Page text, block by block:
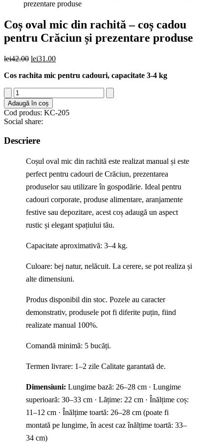
prezentare produse
Coș oval mic din rachită – coș cadou
pentru Crăciun și prezentare produse
lei42.00 Prețul
a
lei31.00Prețul
este:
Cos rachita mic pentru cadouri, capacitate 3-4 kg
Cantitate
Coș
oval
mic
din
rachită
–
Crăciun
prezentare
Adaugă în coș
Cod produs: KC-205
Social share:
Descriere
Coșul oval mic din rachită este realizat manual și este
perfect pentru cadouri de Crăciun, prezentarea
produselor sau utilizare în gospodărie. Ideal pentru
cadouri corporate, produse alimentare, aranjamente
festive sau depozitare, acest coș adaugă un aspect
rustic și elegant spațiului tău.
Capacitate aproximativă: 3–4 kg.
Culoare: bej natur, nelăcuit. La cerere, se pot realiza și
alte dimensiuni.
Produs disponibil din stoc. Pozele au caracter
demonstrativ, produsele pot fi diferite puțin, fiind
realizate manual 100%.
Comandă minimă: 5 bucăți.
Termen livrare: 1–2 zile Calitate garantată de.
Dimensiuni: Lungime bază: 26–28 cm · Lungime
superioară: 30–33 cm · Lățime: 22 cm · Înălțime coș:
11–12 cm · Înălțime toartă: 26–28 cm (poate fi
montată pe lungime, în acest caz înălțime toartă: 33–
34 cm)